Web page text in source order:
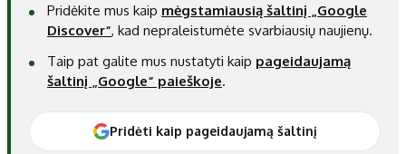
Pridėkite mus kaip mėgstamiausią šaltinį „Google
Discover“, kad nepraleistumėte svarbiausių naujienų.
Taip pat galite mus nustatyti kaip pageidaujamą
šaltinį „Google“ paieškoje.
Pridėti kaip pageidaujamą šaltinį